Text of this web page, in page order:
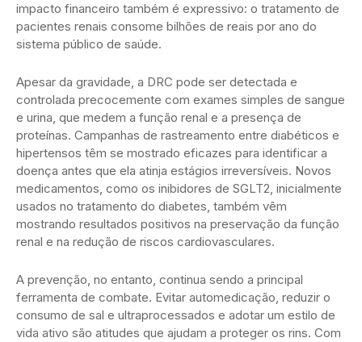
impacto financeiro também é expressivo: o tratamento de
pacientes renais consome bilhões de reais por ano do
sistema público de saúde.
Apesar da gravidade, a DRC pode ser detectada e
controlada precocemente com exames simples de sangue
e urina, que medem a função renal e a presença de
proteínas. Campanhas de rastreamento entre diabéticos e
hipertensos têm se mostrado eficazes para identificar a
doença antes que ela atinja estágios irreversíveis. Novos
medicamentos, como os inibidores de SGLT2, inicialmente
usados no tratamento do diabetes, também vêm
mostrando resultados positivos na preservação da função
renal e na redução de riscos cardiovasculares.
A prevenção, no entanto, continua sendo a principal
ferramenta de combate. Evitar automedicação, reduzir o
consumo de sal e ultraprocessados e adotar um estilo de
vida ativo são atitudes que ajudam a proteger os rins. Com